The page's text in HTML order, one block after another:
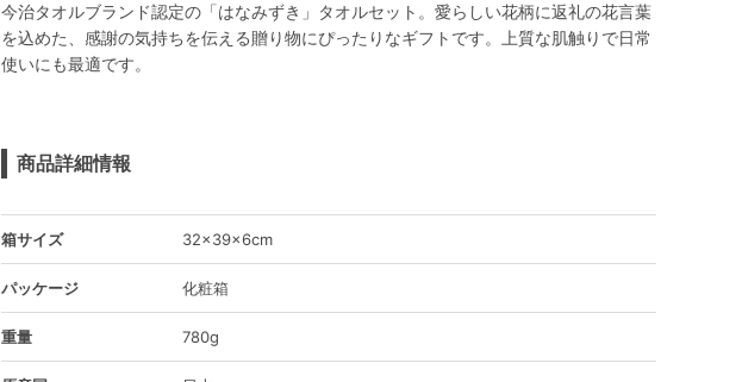
今治タオルブランド認定の「はなみずき」タオルセット。愛らしい花柄に返礼の花言葉
を込めた、感謝の気持ちを伝える贈り物にぴったりなギフトです。上質な肌触りで日常
使いにも最適です。
商品詳細情報
箱サイズ 32×39×6cm
パッケージ 化粧箱
重量 780g